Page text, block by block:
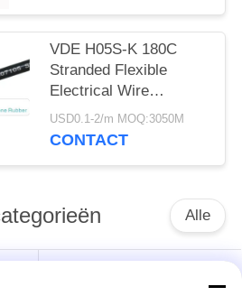
VDE H05S-K 180C
Stranded Flexible
Electrical Wire
0,75mm2 750V
Gemaakte koperen
USD0.1-2/m MOQ:3050M
CONTACT
Alle